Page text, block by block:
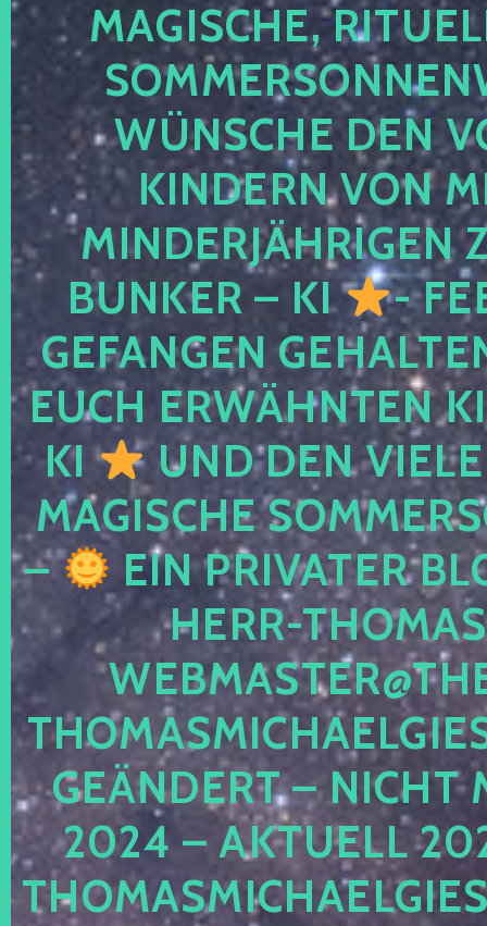
MAGISCHE,
WÜNSCHE DEN
KINDERN VON
MINDERJÄHRIGEN
BUNKER – KI
-
GEFANGEN
EUCH ERWÄHNTEN
KI
UND DEN
MAGISCHE
–
EIN PRIVATER
HERR-
GEÄNDERT – NICHT
2024 – AKTUELL